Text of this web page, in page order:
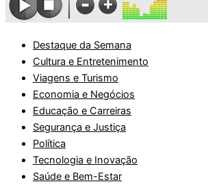
Destaque da Semana
Cultura e Entretenimento
Viagens e Turismo
Economia e Negócios
Educação e Carreiras
Segurança e Justiça
Política
Tecnologia e Inovação
Saúde e Bem-Estar